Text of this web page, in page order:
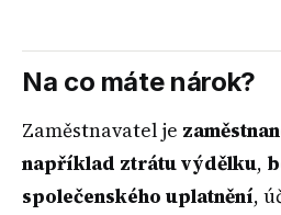
Na co máte nárok?
Zaměstnavatel je
například ztrátu výdělku,
společenského uplatnění,